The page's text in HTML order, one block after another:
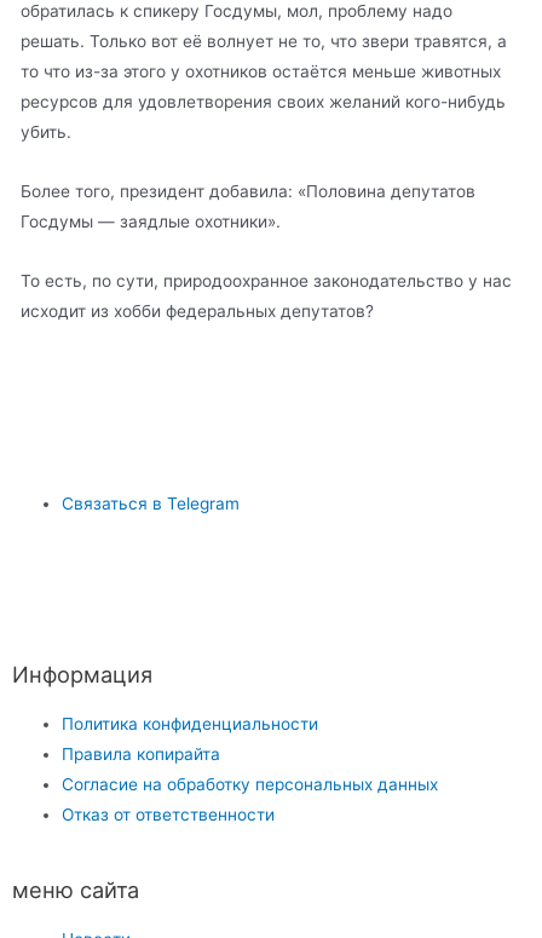
обратилась к спикеру Госдумы, мол, проблему надо
решать. Только вот её волнует не то, что звери травятся, а
то что из-за этого у охотников остаётся меньше животных
ресурсов для удовлетворения своих желаний кого-нибудь
убить.
Более того, президент добавила: «Половина депутатов
Госдумы — заядлые охотники».
То есть, по сути, природоохранное законодательство у нас
исходит из хобби федеральных депутатов?
Связаться в Telegram
Информация
Политика конфиденциальности
Правила копирайта
Согласие на обработку персональных данных
Отказ от ответственности
меню сайта